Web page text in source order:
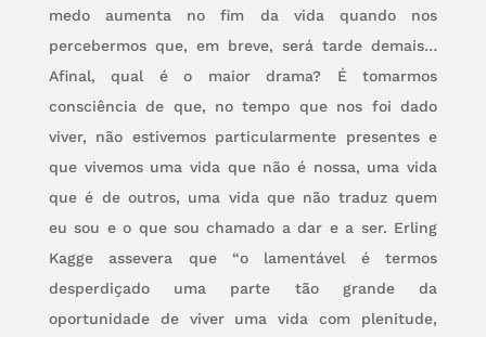
medo aumenta no fim da vida quando nos
percebermos que, em breve, será tarde demais…
Afinal, qual é o maior drama? É tomarmos
consciência de que, no tempo que nos foi dado
viver, não estivemos particularmente presentes e
que vivemos uma vida que não é nossa, uma vida
que é de outros, uma vida que não traduz quem
eu sou e o que sou chamado a dar e a ser. Erling
Kagge assevera que “o lamentável é termos
desperdiçado uma parte tão grande da
oportunidade de viver uma vida com plenitude,